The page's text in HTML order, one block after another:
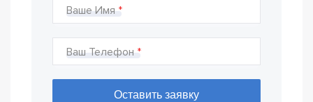
Ваше Имя
Ваш Телефон